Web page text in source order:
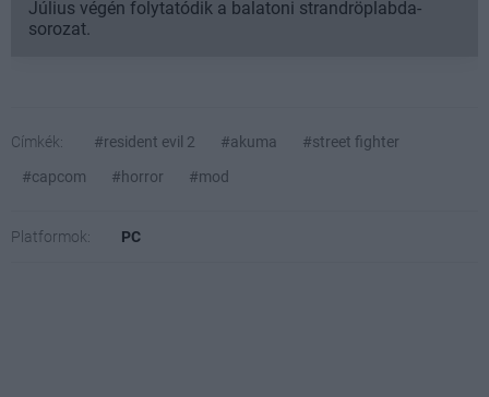
Július végén folytatódik a balatoni strandröplabda-
sorozat.
Címkék: #resident evil 2 #akuma
#street fighter
#capcom
#horror #mod
Platformok: PC